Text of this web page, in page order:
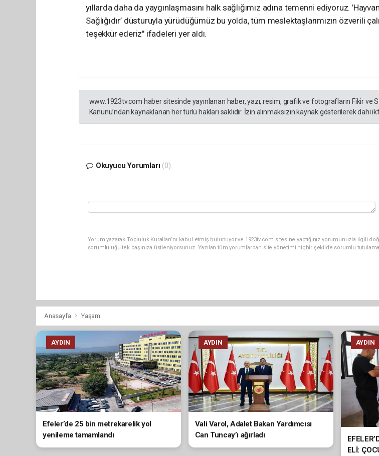
yıllarda daha da yaygınlaşmasını halk sağlığımız adına temenni ediyoruz.
Sağlığıdır’ düsturuyla yürüdüğümüz bu yolda, tüm meslektaşlarımızın özverili
teşekkür ederiz" ifadeleri yer aldı.
www.1923tv.com haber sitesinde yayınlanan haber, yazı, resim, grafik ve fotografların Fikir ve
Kanunu’ndan kaynaklanan her türlü hakları saklıdır. İzin alınmaksızın kaynak gösterilerek dahi
Okuyucu Yorumları (0)
Yorum yazarak Topluluk Kuralları’nı kabul etmiş bulunuyor ve 1923tv.com sitesine yaptığınız yorumunuzla ilgili
sorumluluğu tek başınıza üstleniyorsunuz. Yazılan tüm yorumlardan site yönetimi hiçbir şekilde sorumlu
Anasayfa Yaşam
AYDIN
Efeler’de 25 bin metrekarelik yol
yenileme tamamlandı
AYDIN
Vali Varol, Adalet Bakan Yardımcısı
Can Tuncay’ı ağırladı
AYDIN
ELİ: